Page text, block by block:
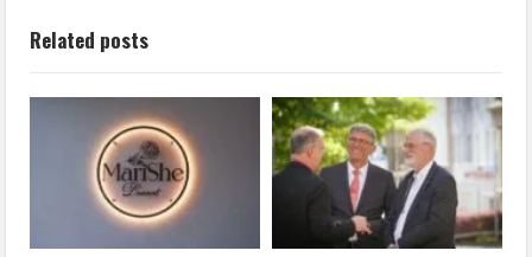
Related posts